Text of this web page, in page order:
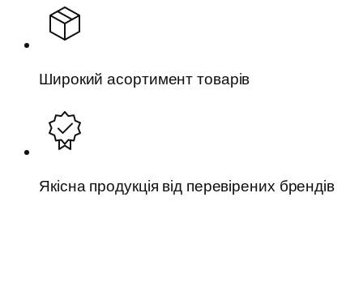
Широкий асортимент товарів
Якісна продукція від перевірених брендів